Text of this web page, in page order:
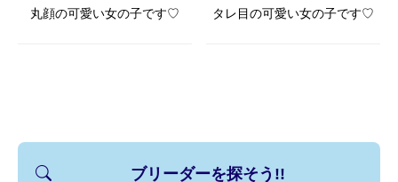
丸顔の可愛い女の子です♡ タレ目の可愛い女の子です♡
ブリーダーを探そう!!